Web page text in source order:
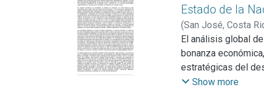
luego del ejercicio
o rechazar el
Dominicana (TLC-
urnas, el país debe
nacional, lo que
políticas por
Estado de la
(San José, Costa
Vega, Isabel
El análisis global
bonanza
estratégicas del
tributarios que
Show more